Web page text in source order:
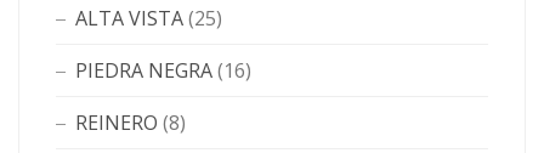
ALTA VISTA(25)
PIEDRA NEGRA(16)
REINERO (8)